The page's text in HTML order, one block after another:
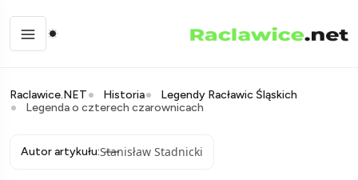
Raclawice.NET Historia
Legendy Racławic Śląskich
Legenda o czterech czarownicach
Autor artykułu:Stanisław Stadnicki